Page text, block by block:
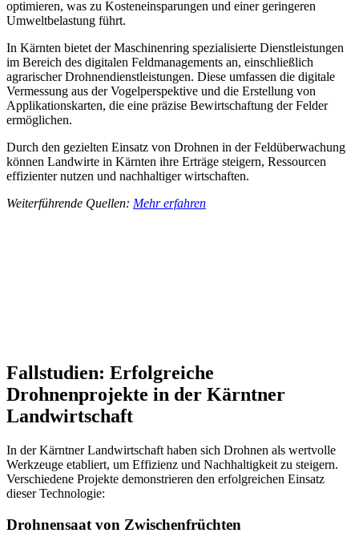
optimieren, was zu Kosteneinsparungen und einer geringeren
Umweltbelastung führt.
In Kärnten bietet der Maschinenring spezialisierte Dienstleistungen
im Bereich des digitalen Feldmanagements an, einschließlich
agrarischer Drohnendienstleistungen. Diese umfassen die digitale
Vermessung aus der Vogelperspektive und die Erstellung von
Applikationskarten, die eine präzise Bewirtschaftung der Felder
ermöglichen.
Durch den gezielten Einsatz von Drohnen in der Feldüberwachung
können Landwirte in Kärnten ihre Erträge steigern, Ressourcen
effizienter nutzen und nachhaltiger wirtschaften.
Weiterführende Quellen: Mehr erfahren
Fallstudien: Erfolgreiche
Drohnenprojekte in der Kärntner
Landwirtschaft
In der Kärntner Landwirtschaft haben sich Drohnen als wertvolle
Werkzeuge etabliert, um Effizienz und Nachhaltigkeit zu steigern.
Verschiedene Projekte demonstrieren den erfolgreichen Einsatz
dieser Technologie:
Drohnensaat von Zwischenfrüchten